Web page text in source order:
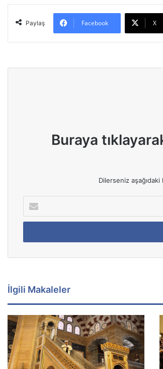
Paylaş Facebook X
Buraya
Dilerseniz
P
s
d
e
s
i
z
İlgili Makaleler